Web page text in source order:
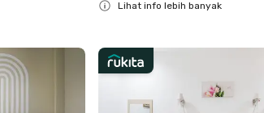
Lihat info lebih banyak